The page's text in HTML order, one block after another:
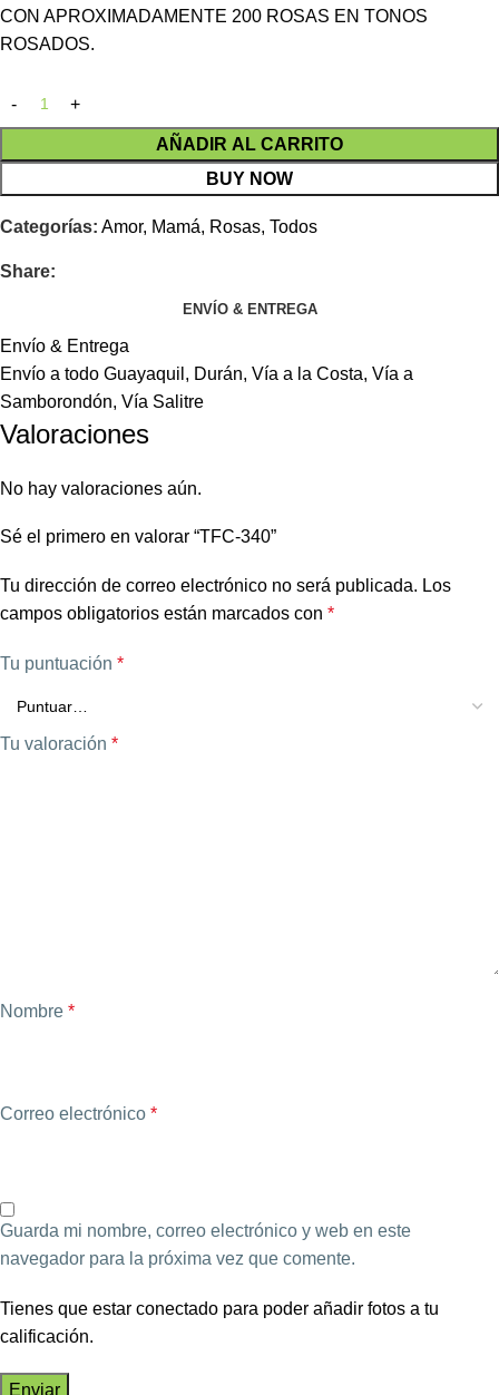
CON APROXIMADAMENTE 200 ROSAS EN TONOS
ROSADOS.
AÑADIR AL CARRITO
BUY NOW
Categorías: Amor, Mamá, Rosas, Todos
Share:
ENVÍO & ENTREGA
Envío & Entrega
Envío a todo Guayaquil, Durán, Vía a la Costa, Vía a
Samborondón, Vía Salitre
Valoraciones
No hay valoraciones aún.
Sé el primero en valorar “TFC-340”
Tu dirección de correo electrónico no será publicada. Los
campos obligatorios están marcados con *
Tu puntuación *
Tu valoración *
Nombre *
Correo electrónico *
Guarda mi nombre, correo electrónico y web en este
navegador para la próxima vez que comente.
Tienes que estar conectado para poder añadir fotos a tu
calificación.